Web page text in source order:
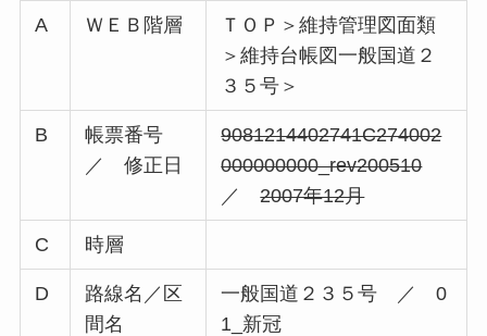
A ＷＥＢ階層
ＴＯＰ＞維持管理図面類
＞維持台帳図一般国道２
３５号＞
B
帳票番号
／ 修正日
9081214402741C274002
000000000_rev200510
／2007年12月
C 時層
D
路線名／区
間名
一般国道２３５号 ／ 0
1_新冠